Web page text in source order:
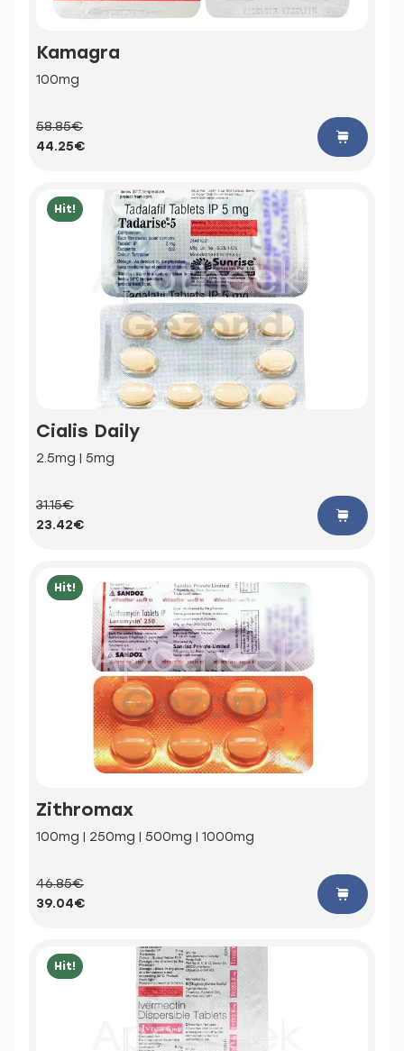
Kamagra
100mg
58.85€
44.25€
Hit!
Cialis Daily
2.5mg | 5mg
31.15€
23.42€
Hit!
Zithromax
100mg | 250mg | 500mg | 1000mg
46.85€
39.04€
Hit!